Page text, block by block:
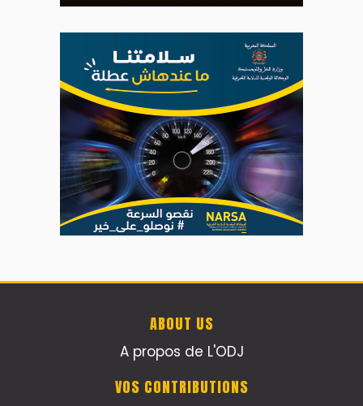
ABOUT US
A propos de L'ODJ
VOS CONTRIBUTIONS